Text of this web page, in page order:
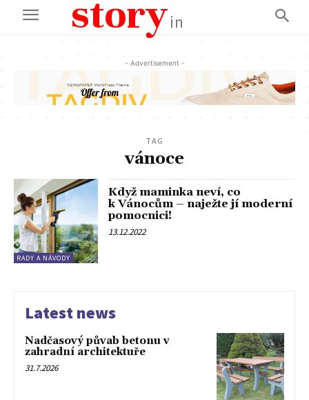
storyin
- Advertisement -
TAG
vánoce
RADY A NÁVODY
Když maminka neví, co
k Vánocům – naježte jí moderní
pomocnici!
13.12.2022
Latest news
Nadčasový půvab betonu v
zahradní architektuře
31.7.2026